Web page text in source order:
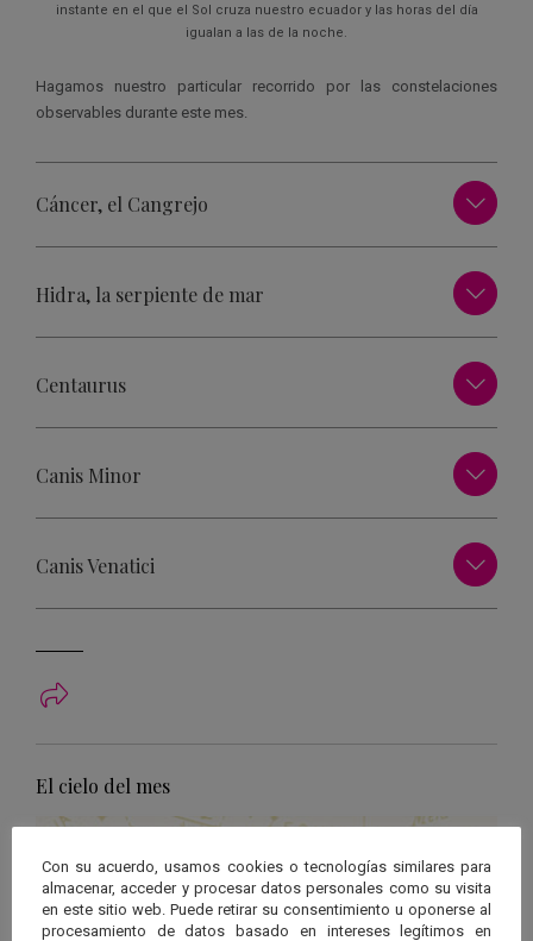
instante en el que el Sol cruza nuestro ecuador y las horas del día
igualan a las de la noche.
Hagamos nuestro particular recorrido por las constelaciones
observables durante este mes.
Cáncer, el Cangrejo
Hidra, la serpiente de mar
Centaurus
Canis Minor
Canis Venatici
El cielo del mes
Con su acuerdo, usamos cookies o tecnologías similares para
almacenar, acceder y procesar datos personales como su visita
en este sitio web. Puede retirar su consentimiento u oponerse al
procesamiento de datos basado en intereses legítimos en